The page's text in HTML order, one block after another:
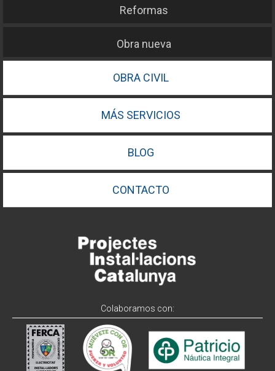
Reformas
Obra nueva
OBRA CIVIL
MÁS SERVICIOS
BLOG
CONTACTO
Colaboramos con: